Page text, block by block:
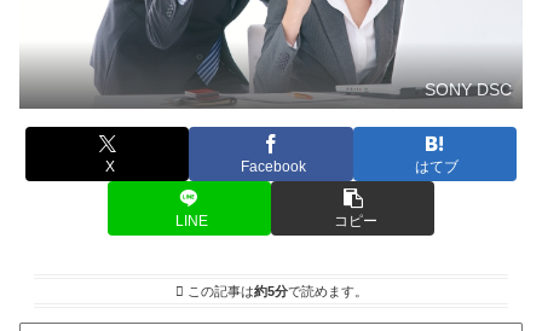
SONY DSC
X Facebook はてブ
LINE コピー
この記事は約5分で読めます。